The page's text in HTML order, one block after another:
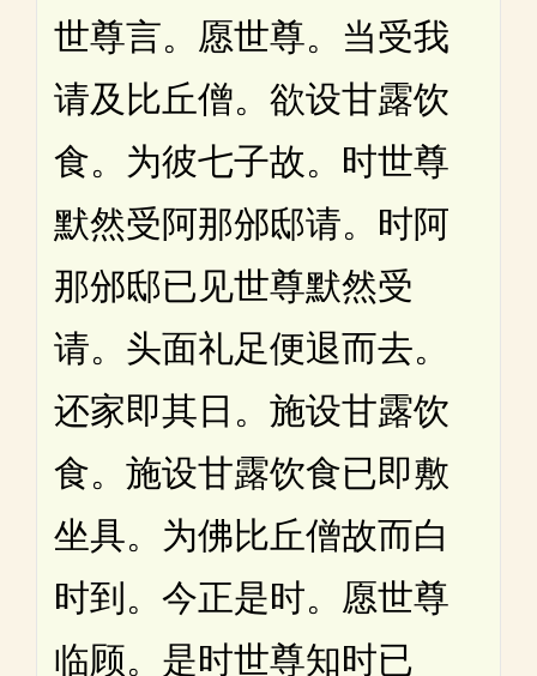
世尊言。愿世尊。当受我
请及比丘僧。欲设甘露饮
食。为彼七子故。时世尊
默然受阿那邠邸请。时阿
那邠邸已见世尊默然受
请。头面礼足便退而去。
还家即其日。施设甘露饮
食。施设甘露饮食已即敷
坐具。为佛比丘僧故而白
时到。今正是时。愿世尊
临顾。是时世尊知时已